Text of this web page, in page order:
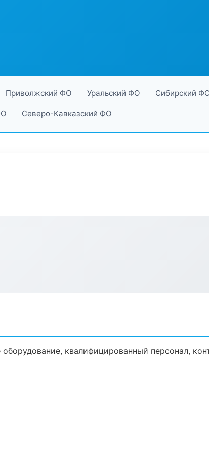
Приволжский ФО Уральский ФО Сибирский
Северо-Кавказский ФО
квалифицированный персонал,